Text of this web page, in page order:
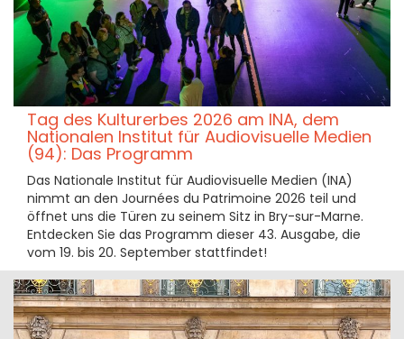
Tag des Kulturerbes 2026 am INA, dem
Nationalen Institut für Audiovisuelle Medien
(94): Das Programm
Das Nationale Institut für Audiovisuelle Medien (INA)
nimmt an den Journées du Patrimoine 2026 teil und
öffnet uns die Türen zu seinem Sitz in Bry-sur-Marne.
Entdecken Sie das Programm dieser 43. Ausgabe, die
vom 19. bis 20. September stattfindet!